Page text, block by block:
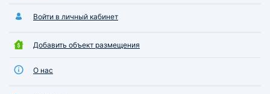
Войти в личный кабинет
Добавить объект размещения
О нас